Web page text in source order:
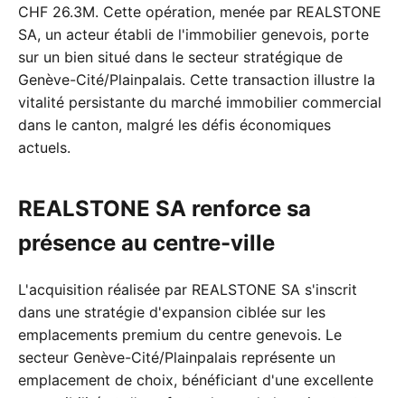
CHF 26.3M. Cette opération, menée par REALSTONE
SA, un acteur établi de l'immobilier genevois, porte
sur un bien situé dans le secteur stratégique de
Genève-Cité/Plainpalais. Cette transaction illustre la
vitalité persistante du marché immobilier commercial
dans le canton, malgré les défis économiques
actuels.
REALSTONE SA renforce sa
présence au centre-ville
L'acquisition réalisée par REALSTONE SA s'inscrit
dans une stratégie d'expansion ciblée sur les
emplacements premium du centre genevois. Le
secteur Genève-Cité/Plainpalais représente un
emplacement de choix, bénéficiant d'une excellente